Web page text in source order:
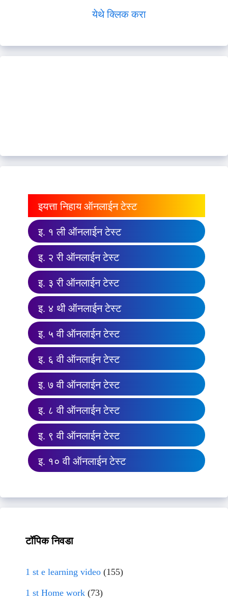
येथे क्लिक करा
इयत्ता निहाय ऑनलाईन टेस्ट
इ. १ ली ऑनलाईन टेस्ट
इ. २ री ऑनलाईन टेस्ट
इ. ३ री ऑनलाईन टेस्ट
इ. ४ थी ऑनलाईन टेस्ट
इ. ५ वी ऑनलाईन टेस्ट
इ. ६ वी ऑनलाईन टेस्ट
इ. ७ वी ऑनलाईन टेस्ट
इ. ८ वी ऑनलाईन टेस्ट
इ. ९ वी ऑनलाईन टेस्ट
इ. १० वी ऑनलाईन टेस्ट
टॉपिक निवडा
1 st e learning video (155)
1 st Home work (73)